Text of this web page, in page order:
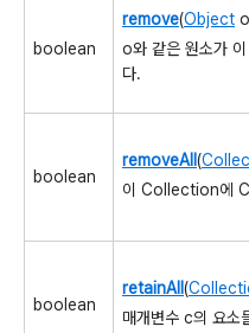
boolean
remove(Object
o와 같은 원소가
다.
boolean
removeAll (
이 Collection에
boolean
retainAll (
매개변수 c의 요소